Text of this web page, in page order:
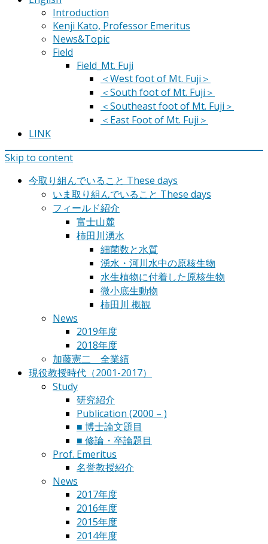
Introduction
Kenji Kato, Professor Emeritus
News&Topic
Field
Field_Mt. Fuji
＜West foot of Mt. Fuji＞
＜South foot of Mt. Fuji＞
＜Southeast foot of Mt. Fuji＞
＜East Foot of Mt. Fuji＞
LINK
Skip to content
今取り組んでいること These days
いま取り組んでいること These days
フィールド紹介
富士山麓
柿田川湧水
細菌数と水質
湧水・河川水中の原核生物
水生植物に付着した原核生物
微小底生動物
柿田川 概観
News
2019年度
2018年度
加藤憲二 全業績
現役教授時代（2001-2017）
Study
研究紹介
Publication (2000 – )
■ 博士論文題目
■ 修論・卒論題目
Prof. Emeritus
名誉教授紹介
News
2017年度
2016年度
2015年度
2014年度